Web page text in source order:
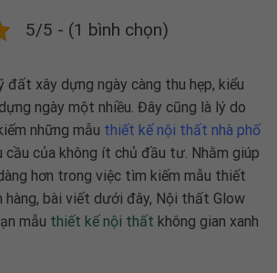
5/5 - (1 bình chọn)
đất xây dựng ngày càng thu hẹp, kiểu
ngày một nhiều. Đây cũng là lý do
những mẫu thiết kế nội thất nhà phố
cầu của không ít chủ đầu tư. Nhằm giúp
hơn trong việc tìm kiếm mẫu thiết
hàng, bài viết dưới đây, Nội thất Glow
mẫu thiết kế nội thất không gian xanh